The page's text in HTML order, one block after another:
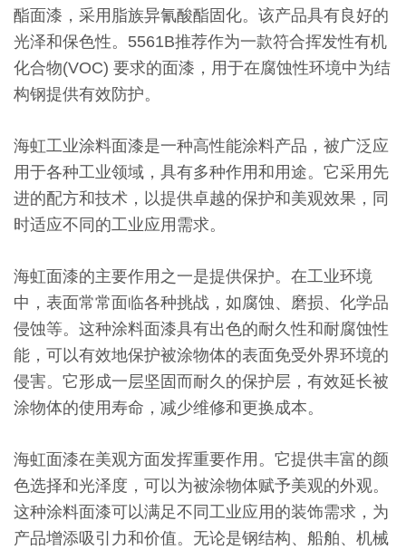
酯面漆，采用脂族异氰酸酯固化。该产品具有良好的
光泽和保色性。5561B推荐作为一款符合挥发性有机
化合物(VOC) 要求的面漆，用于在腐蚀性环境中为结
构钢提供有效防护。
海虹工业涂料面漆是一种高性能涂料产品，被广泛应
用于各种工业领域，具有多种作用和用途。它采用先
进的配方和技术，以提供卓越的保护和美观效果，同
时适应不同的工业应用需求。
海虹面漆的主要作用之一是提供保护。在工业环境
中，表面常常面临各种挑战，如腐蚀、磨损、化学品
侵蚀等。这种涂料面漆具有出色的耐久性和耐腐蚀性
能，可以有效地保护被涂物体的表面免受外界环境的
侵害。它形成一层坚固而耐久的保护层，有效延长被
涂物体的使用寿命，减少维修和更换成本。
海虹面漆在美观方面发挥重要作用。它提供丰富的颜
色选择和光泽度，可以为被涂物体赋予美观的外观。
这种涂料面漆可以满足不同工业应用的装饰需求，为
产品增添吸引力和价值。无论是钢结构、船舶、机械